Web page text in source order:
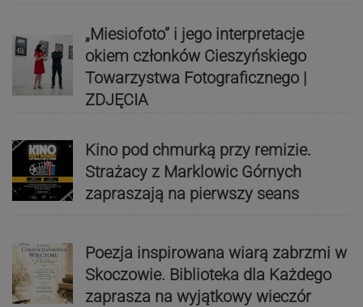
„Miesiofoto” i jego interpretacje
okiem członków Cieszyńskiego
Towarzystwa Fotograficznego |
ZDJĘCIA
Kino pod chmurką przy remizie.
Strażacy z Marklowic Górnych
zapraszają na pierwszy seans
Poezja inspirowana wiarą zabrzmi w
Skoczowie. Biblioteka dla Każdego
zaprasza na wyjątkowy wieczór